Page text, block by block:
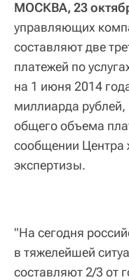
МОСКВА, 23
управляющих
составляют две
платежей по
на 1 июня 2014
миллиарда рублей,
общего объема
сообщении
экспертизы.
"На сегодня
в тяжелейшей
составляют 2/3 от